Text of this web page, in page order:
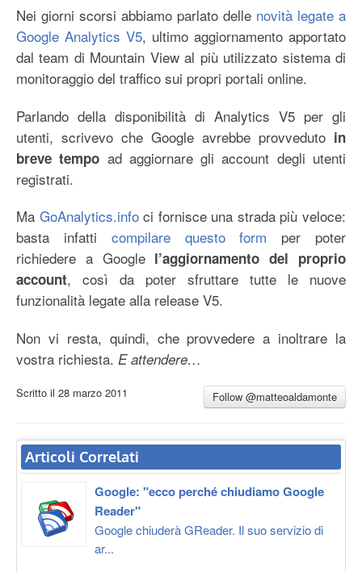
Nei giorni scorsi abbiamo parlato delle novità legate a
Google Analytics V5, ultimo aggiornamento apportato
dal team di Mountain View al più utilizzato sistema di
monitoraggio del traffico sui propri portali online.
Parlando della disponibilità di Analytics V5 per gli
utenti, scrivevo che Google avrebbe provveduto in
breve tempo ad aggiornare gli account degli utenti
registrati.
Ma GoAnalytics.infoci fornisce una strada più veloce:
basta infatti compilare questo form per poter
richiedere a Google l’aggiornamento del proprio
account, così da poter sfruttare tutte le nuove
funzionalità legate alla release V5.
Non vi resta, quindi, che provvedere a inoltrare la
vostra richiesta. E attendere…
Scritto il 28 marzo 2011 Follow @matteoaldamonte
Articoli Correlati
Google: "ecco perché chiudiamo Google
Reader"
Google chiuderà GReader. Il suo servizio di
ar...